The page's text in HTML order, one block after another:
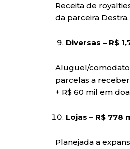
Receita de
da parceira
Diversas – R$
Aluguel/comodato
parcelas a
+ R$ 60 mil em
Lojas – R$ 778
Planejada a